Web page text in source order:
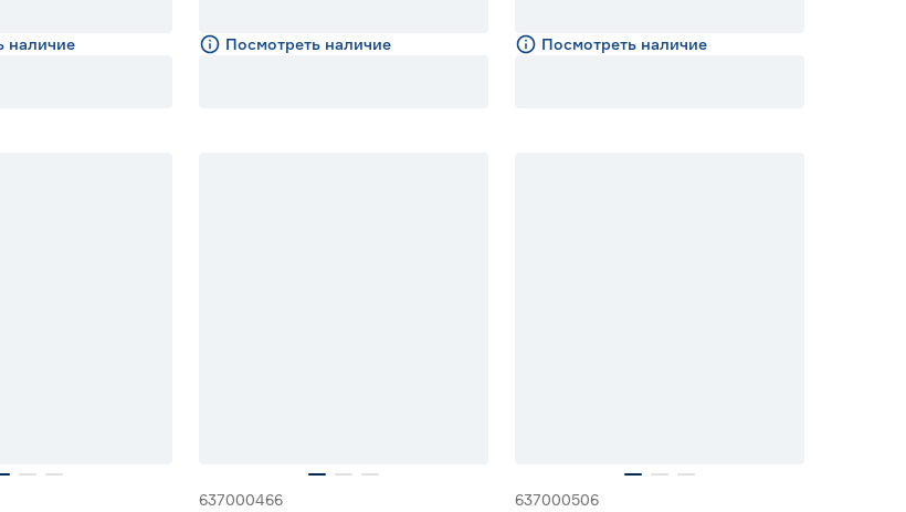
наличие Посмотреть наличие Посмотреть наличие
637000466 637000506